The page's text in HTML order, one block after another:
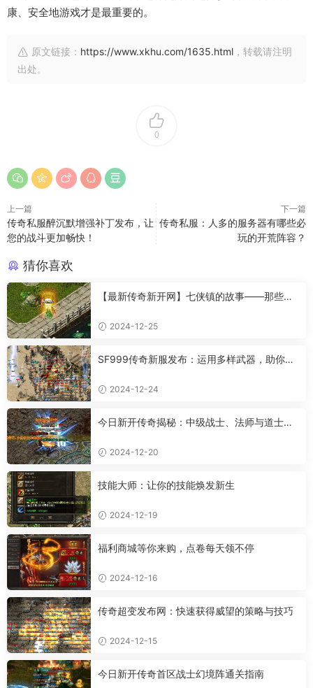
康、安全地游戏才是最重要的。
原文链接： https://www.xkhu.com/1635.html ，转载请注明
出处。
0
上一篇
传奇私服醉沉默增强补丁发布，让
您的战斗更加畅快！
下一篇
传奇私服：人多的服务器有哪些必
玩的开荒阵容？
猜你喜欢
【最新传奇新开网】七侠镇的故事——那些让
2024-12-25
SF999传奇新服发布：运用多样武器，助你成
2024-12-24
今日新开传奇揭秘：中级战士、法师与道士的
2024-12-20
技能大师：让你的技能焕发新生
2024-12-19
福利商城等你来购，点卷每天领不停
2024-12-16
传奇超变发布网：快速获得威望的策略与技巧
2024-12-15
今日新开传奇首区战士幻境阵通关指南